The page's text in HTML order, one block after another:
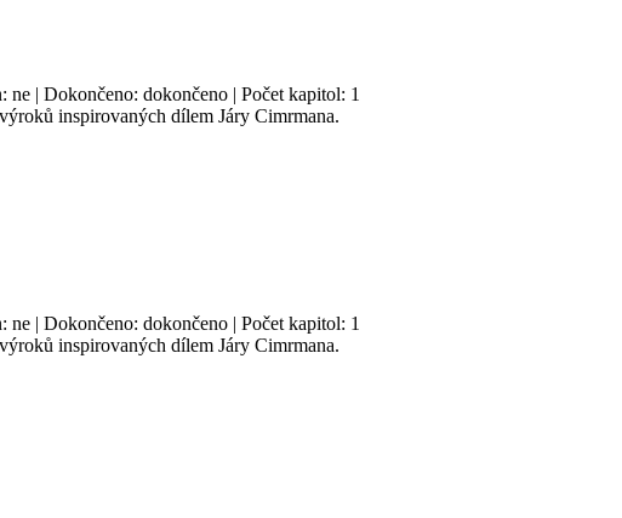
ne | Dokončeno: dokončeno | Počet kapitol: 1
inspirovaných dílem Járy Cimrmana.
ne | Dokončeno: dokončeno | Počet kapitol: 1
inspirovaných dílem Járy Cimrmana.